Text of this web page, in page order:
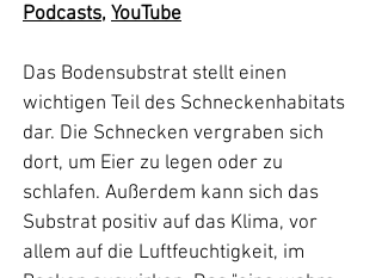
Podcasts, YouTube
Das Bodensubstrat stellt einen
wichtigen Teil des Schneckenhabitats
dar. Die Schnecken vergraben sich
dort, um Eier zu legen oder zu
schlafen. Außerdem kann sich das
Substrat positiv auf das Klima, vor
allem auf die Luftfeuchtigkeit, im